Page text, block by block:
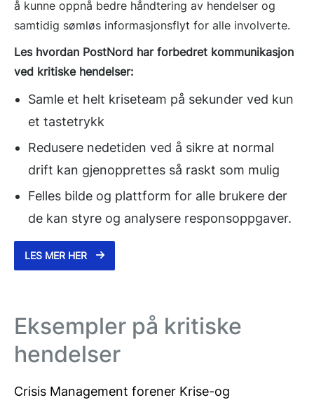
å kunne oppnå bedre håndtering av hendelser og
samtidig sømløs informasjonsflyt for alle involverte.
Les hvordan PostNord har forbedret kommunikasjon
ved kritiske hendelser:
Samle et helt kriseteam på sekunder ved kun
et tastetrykk
Redusere nedetiden ved å sikre at normal
drift kan gjenopprettes så raskt som mulig
Felles bilde og plattform for alle brukere der
de kan styre og analysere responsoppgaver.
LES MER HER
Eksempler på kritiske
hendelser
Crisis Management forener Krise-og